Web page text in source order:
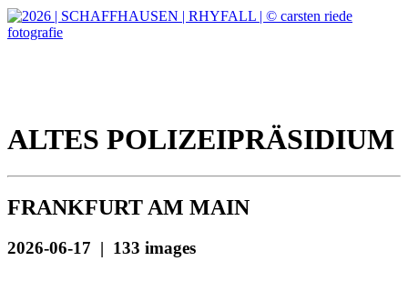
ALTES POLIZEIPRÄSIDIUM
FRANKFURT AM MAIN
2026-06-17 | 133 images